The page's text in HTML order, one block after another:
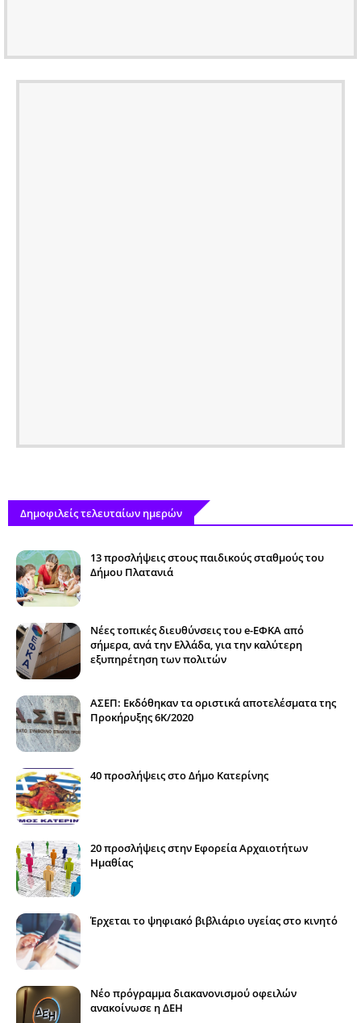
Δημοφιλείς τελευταίων ημερών
13 προσλήψεις στους παιδικούς σταθμούς του
Δήμου Πλατανιά
Νέες τοπικές διευθύνσεις του e-ΕΦΚΑ από
σήμερα, ανά την Ελλάδα, για την καλύτερη
εξυπηρέτηση των πολιτών
ΑΣΕΠ: Εκδόθηκαν τα οριστικά αποτελέσματα της
Προκήρυξης 6Κ/2020
40 προσλήψεις στο Δήμο Κατερίνης
20 προσλήψεις στην Εφορεία Αρχαιοτήτων
Ημαθίας
Έρχεται το ψηφιακό βιβλιάριο υγείας στο κινητό
Νέο πρόγραμμα διακανονισμού οφειλών
ανακοίνωσε η ΔΕΗ